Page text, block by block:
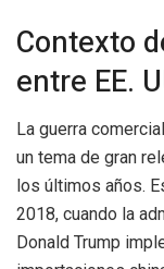
Contexto
entre EE.
La guerra
un tema de gran
los últimos años.
2018, cuando la
Donald Trump